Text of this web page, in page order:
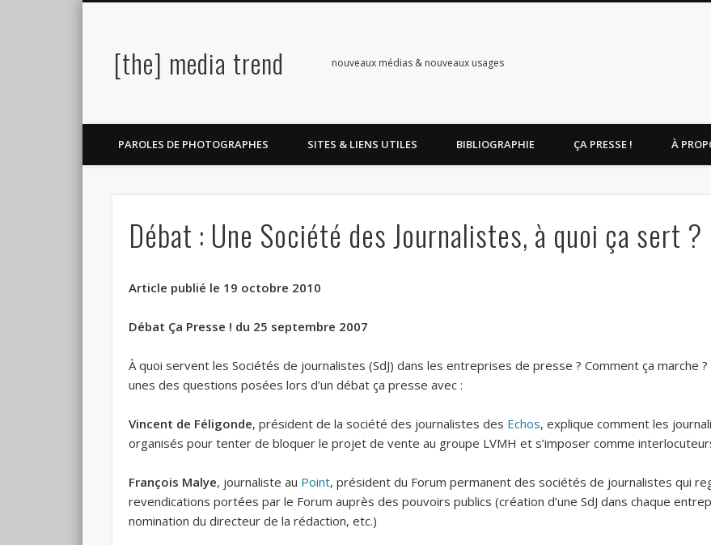
[the] media trend nouveaux médias & nouveaux usages
LinkedIn
PAROLES DE PHOTOGRAPHES SITES & LIENS UTILES BIBLIOGRAPHIE ÇA PRESSE ! À
Débat : Une Société des Journalistes, à quoi ça sert ?
Article publié le 19 octobre 2010
Débat Ça Presse ! du 25 septembre 2007
À quoi servent les Sociétés de journalistes (SdJ) dans les entreprises de presse ? Comment ça marche
unes des questions posées lors d’un débat ça presse avec :
Vincent de Féligonde, président de la société des journalistes des Echos, explique comment les
organisés pour tenter de bloquer le projet de vente au groupe LVMH et s’imposer comme
François Malye, journaliste au Point, président du Forum permanent des sociétés de journalistes qui
revendications portées par le Forum auprès des pouvoirs publics (création d’une SdJ dans chaque
nomination du directeur de la rédaction, etc.)